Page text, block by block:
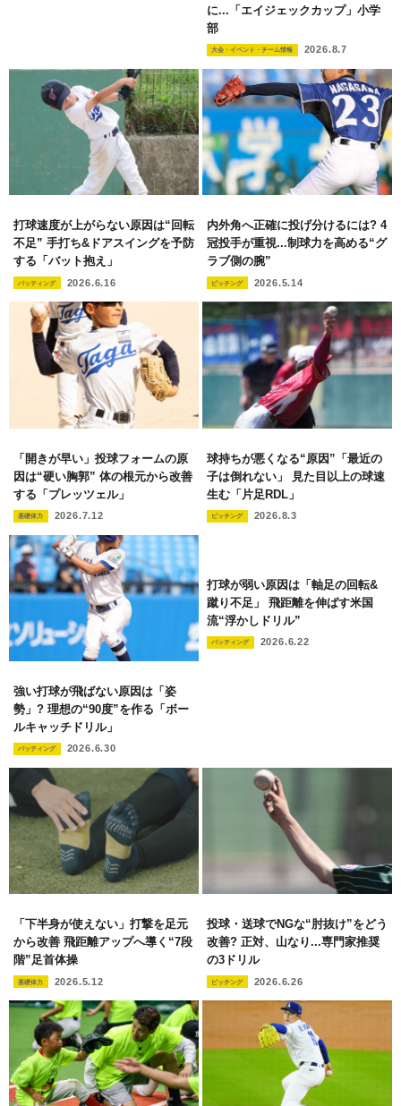
に...「エイジェックカップ」小学
部
大会・イベント・チーム情報 2026.8.7
打球速度が上がらない原因は“回転
不足” 手打ち&ドアスイングを予防
する「バット抱え」
バッティング 2026.6.16
内外角へ正確に投げ分けるには? 4
冠投手が重視...制球力を高める“グ
ラブ側の腕”
ピッチング 2026.5.14
「開きが早い」投球フォームの原
因は“硬い胸郭” 体の根元から改善
する「プレッツェル」
基礎体力 2026.7.12
球持ちが悪くなる“原因”「最近の
子は倒れない」 見た目以上の球速
生む「片足RDL」
ピッチング 2026.8.3
強い打球が飛ばない原因は「姿
勢」? 理想の“90度”を作る「ボー
ルキャッチドリル」
バッティング 2026.6.30
打球が弱い原因は「軸足の回転&
蹴り不足」 飛距離を伸ばす米国
流“浮かしドリル”
バッティング 2026.6.22
「下半身が使えない」打撃を足元
から改善 飛距離アップへ導く“7段
階”足首体操
基礎体力 2026.5.12
投球・送球でNGな“肘抜け”をどう
改善? 正対、山なり...専門家推奨
の3ドリル
ピッチング 2026.6.26